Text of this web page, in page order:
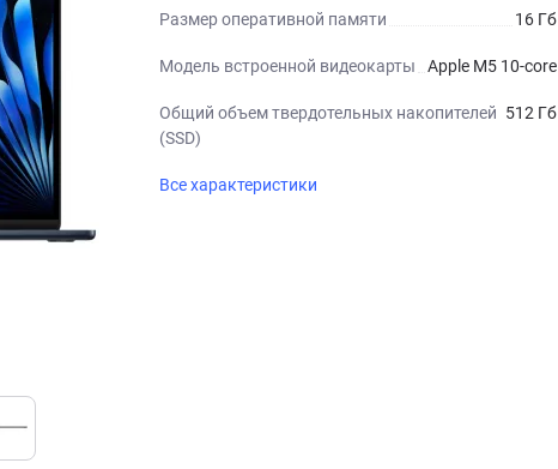
Размер оперативной памяти 16 Гб
Модель встроенной видеокарты Apple M5 10-core
Общий объем твердотельных накопителей
(SSD)
512 Гб
Все характеристики